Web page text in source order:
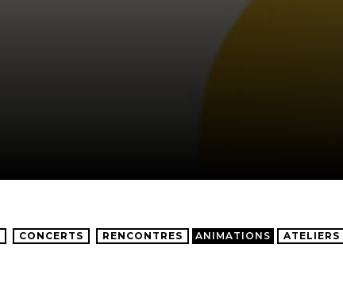
CONCERTS RENCONTRES ANIMATIONS ATELIERS